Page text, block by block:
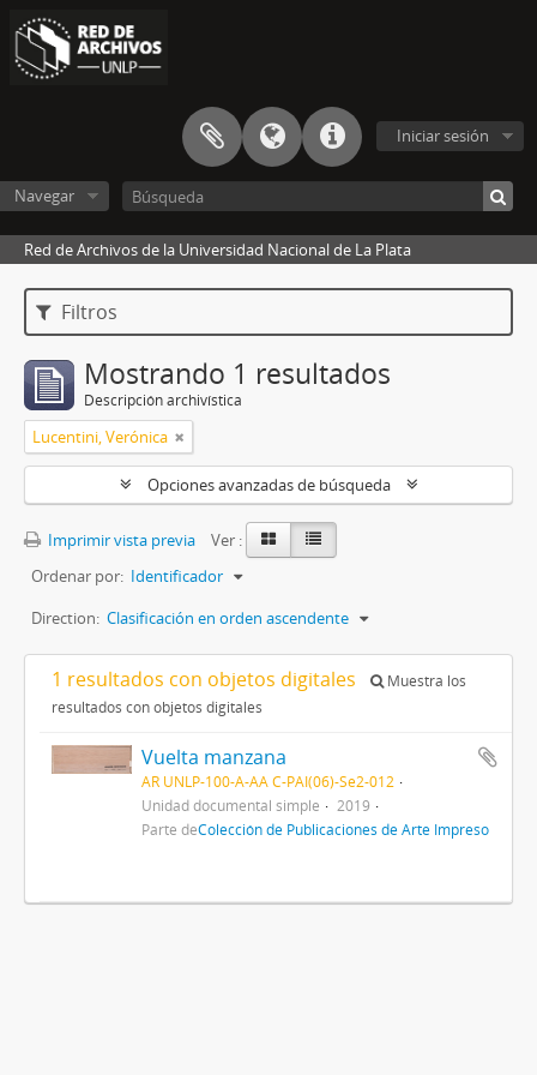
Iniciar sesión
Navegar
Red de Archivos de la Universidad Nacional de La Plata
Filtros
Mostrando 1 resultados
Descripción archivística
Lucentini, Verónica
Opciones avanzadas de búsqueda
Imprimir vista previa
Ver :
Ordenar por: Identificador
Direction: Clasificación en orden ascendente
1 resultados con objetos digitales
Muestra los
resultados con objetos digitales
Vuelta manzana
AR UNLP-100-A-AA C-PAI(06)-Se2-012
Unidad documental simple
2019
Parte deColección de Publicaciones de Arte Impreso